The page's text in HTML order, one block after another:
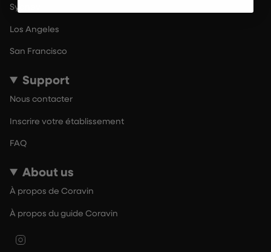
Sydney
Los Angeles
San Francisco
Support
Nous contacter
Inscrire votre établissement
FAQ
About us
À propos de Coravin
À propos du guide Coravin